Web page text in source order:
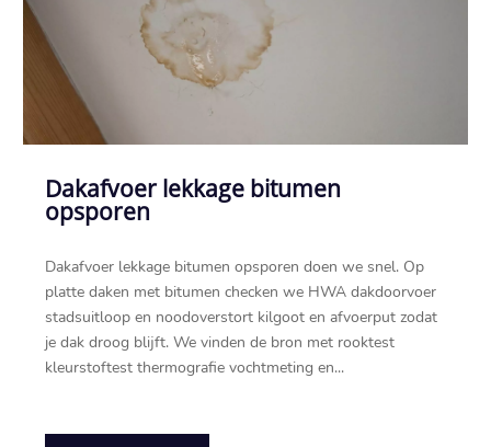
Dakafvoer lekkage bitumen
opsporen
Dakafvoer lekkage bitumen opsporen doen we snel.​ Op
platte daken met bitumen checken we HWA dakdoorvoer
stadsuitloop en noodoverstort kilgoot en afvoerput zodat
je dak droog blijft.​ We vinden de bron met rooktest
kleurstoftest thermografie vochtmeting en...